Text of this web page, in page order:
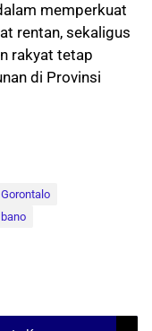
memperkuat
rentan, sekaligus
rakyat tetap
di Provinsi